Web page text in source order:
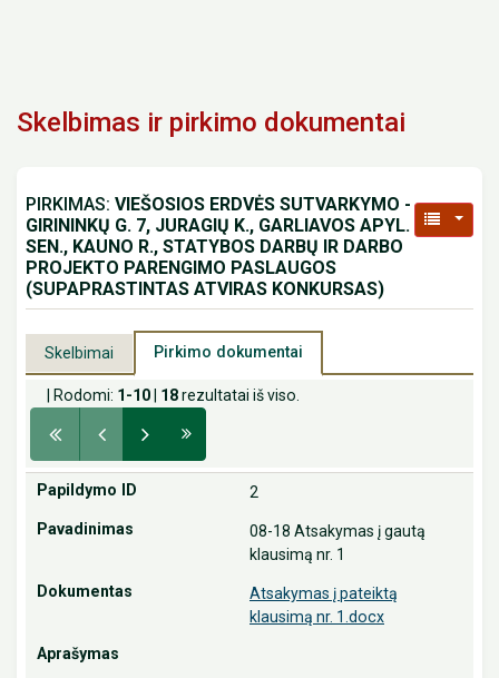
Skelbimas ir pirkimo dokumentai
PIRKIMAS: VIEŠOSIOS ERDVĖS SUTVARKYMO -
GIRININKŲ G. 7, JURAGIŲ K., GARLIAVOS APYL.
SEN., KAUNO R., STATYBOS DARBŲ IR DARBO
PROJEKTO PARENGIMO PASLAUGOS
(SUPAPRASTINTAS ATVIRAS KONKURSAS)
Skelbimai Pirkimo dokumentai
| Rodomi: 1-10| 18rezultatai iš viso.
2
08-18 Atsakymas į gautą
klausimą nr. 1
Atsakymas į pateiktą
klausimą nr. 1.docx